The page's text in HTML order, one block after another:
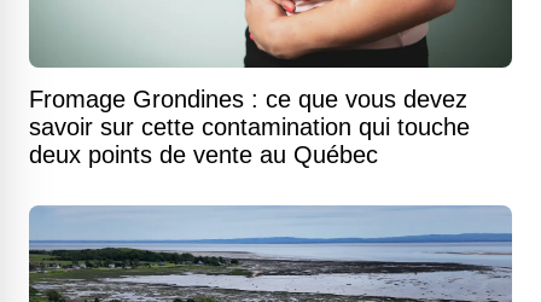
Fromage Grondines : ce que vous devez
savoir sur cette contamination qui touche
deux points de vente au Québec